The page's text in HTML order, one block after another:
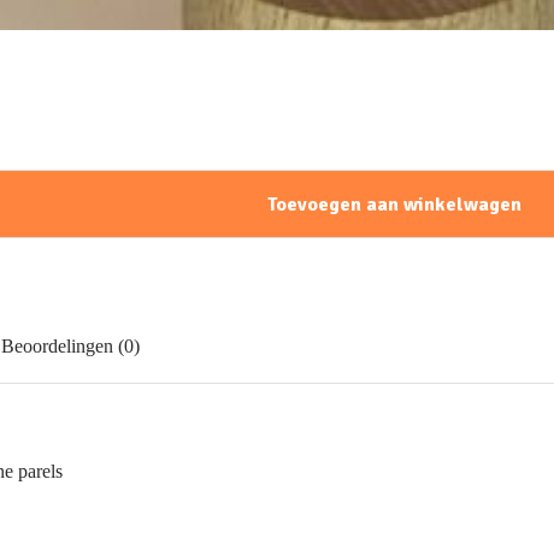
Toevoegen aan winkelwagen
Beoordelingen (0)
parels